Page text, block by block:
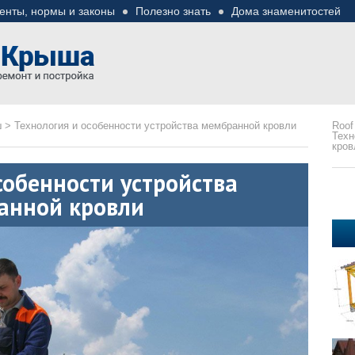
нормы и законы Полезно знать Дома знаменитостей
> Технология и особенности устройства мембранной кровли
устройства
кровли